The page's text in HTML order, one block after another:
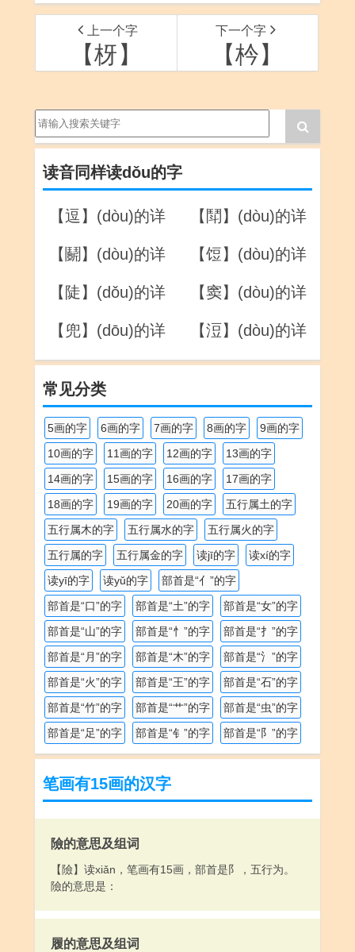
上一个字
【枒】
下一个字
【枔】
读音同样读dǒu的字
【逗】(dòu)的详
【鬦】(dòu)的详
【鬬】(dòu)的详
【饾】(dòu)的详
【陡】(dǒu)的详
【窦】(dòu)的详
【兜】(dōu)的详
【浢】(dòu)的详
常见分类
5画的字 6画的字 7画的字 8画的字
9画的字
10画的字
11画的字 12画的字
13画的字
14画的字
15画的字 16画的字
17画的字
18画的字
19画的字 20画的字
五行属土的字
五行属木的字
五行属水的字
五行属火的字
五行属的字
五行属金的字 读jī的字
读xí的字
读yī的字
读yǔ的字
部首是“亻”的字
部首是“口”的字
部首是“土”的字
部首是“女”的字
部首是“山”的字
部首是“忄”的字
部首是“扌”的字
部首是“月”的字
部首是“木”的字
部首是“氵”的字
部首是“火”的字
部首是“王”的字
部首是“石”的字
部首是“竹”的字
部首是“艹”的字
部首是“虫”的字
部首是“足”的字
部首是“钅”的字 部首是“阝”的字
笔画有15画的汉字
險的意思及组词
【險】读xiǎn，笔画有15画，部首是阝，五行为。
險的意思是：
履的意思及组词